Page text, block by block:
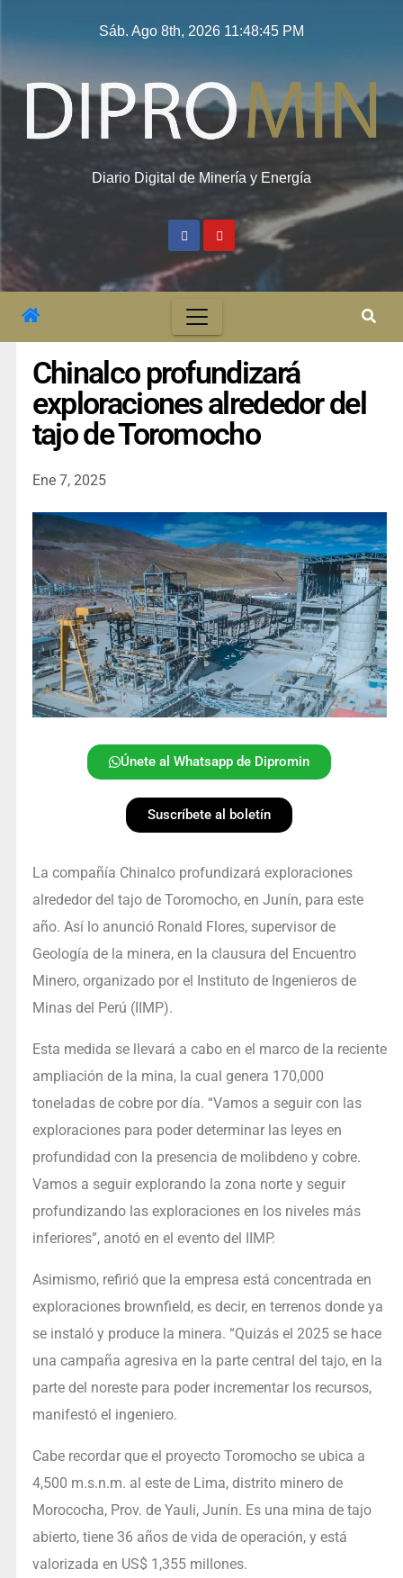
Sáb. Ago 8th, 2026 11:48:46 PM
Diario Digital de Minería y Energía
Chinalco profundizará
exploraciones alrededor del
tajo de Toromocho
Ene 7, 2025
Únete al Whatsapp de Dipromin
Suscríbete al boletín
La compañía Chinalco profundizará exploraciones
alrededor del tajo de Toromocho, en Junín, para este
año. Así lo anunció Ronald Flores, supervisor de
Geología de la minera, en la clausura del Encuentro
Minero, organizado por el Instituto de Ingenieros de
Minas del Perú (IIMP).
Esta medida se llevará a cabo en el marco de la reciente
ampliación de la mina, la cual genera 170,000
toneladas de cobre por día. “Vamos a seguir con las
exploraciones para poder determinar las leyes en
profundidad con la presencia de molibdeno y cobre.
Vamos a seguir explorando la zona norte y seguir
profundizando las exploraciones en los niveles más
inferiores”, anotó en el evento del IIMP.
Asimismo, refirió que la empresa está concentrada en
exploraciones brownfield, es decir, en terrenos donde ya
se instaló y produce la minera. “Quizás el 2025 se hace
una campaña agresiva en la parte central del tajo, en la
parte del noreste para poder incrementar los recursos,
manifestó el ingeniero.
Cabe recordar que el proyecto Toromocho se ubica a
4,500 m.s.n.m. al este de Lima, distrito minero de
Morococha, Prov. de Yauli, Junín. Es una mina de tajo
abierto, tiene 36 años de vida de operación, y está
valorizada en US$ 1,355 millones.